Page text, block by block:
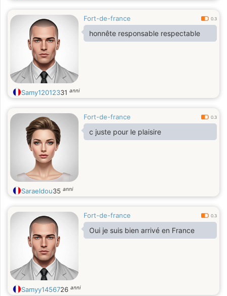
Fort-de-france 0.3
honnête responsable respectable
Samy12012331 anni
Fort-de-france 0.3
c juste pour le plaisire
Saraeldou35 anni
Fort-de-france 0.3
Oui je suis bien arrivé en France
Samyy1456726 anni